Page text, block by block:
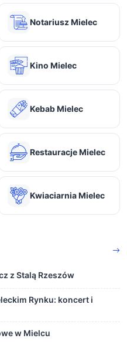
Notariusz Mielec
Kino Mielec
Kebab Mielec
Restauracje Mielec
Kwiaciarnia Mielec
z Stalą Rzeszów
Rynku: koncert i
w Mielcu